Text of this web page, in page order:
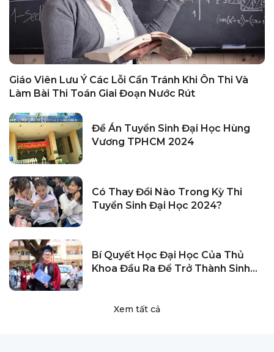
Giáo Viên Lưu Ý Các Lỗi Cần Tránh Khi Ôn Thi Và
Làm Bài Thi Toán Giai Đoạn Nước Rút
Đề Án Tuyển Sinh Đại Học Hùng
Vương TPHCM 2024
Có Thay Đổi Nào Trong Kỳ Thi
Tuyển Sinh Đại Học 2024?
Bí Quyết Học Đại Học Của Thủ
Khoa Đầu Ra Để Trở Thành Sinh
Xem tất cả